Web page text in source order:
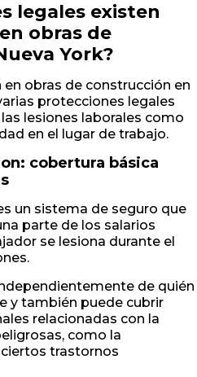
legales existen
obras de
York?
obras de construcción en
protecciones legales
lesiones laborales como
en el lugar de trabajo.
cobertura básica
un sistema de seguro que
parte de los salarios
se lesiona durante el
de quién
y también puede cubrir
relacionadas con la
como la
trastornos